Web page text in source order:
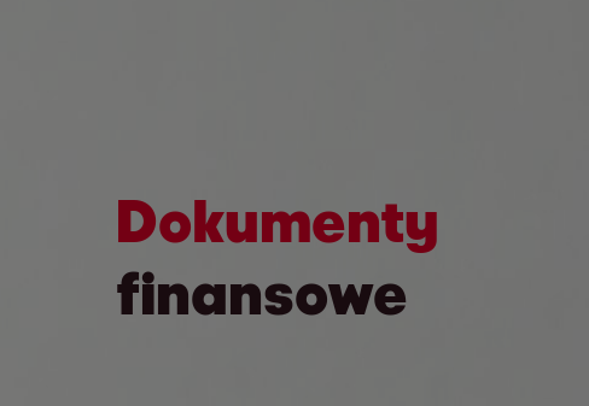
Dokumenty
finansowe